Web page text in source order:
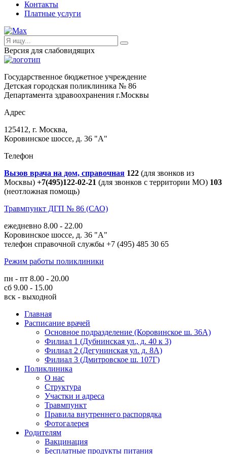
Контакты
Платные услуги
Версия для слабовидящих
Государственное бюджетное учреждение
Детская городская поликлиника № 86
Департамента здравоохранения г.Москвы
Адрес
125412, г. Москва,
Коровинское шоссе, д. 36 "А"
Телефон
Вызов врача на дом, справочная 122 (для звонков из
Москвы) +7(495)122-02-21 (для звонков с территории МО) 103
(неотложная помощь)
Травмпункт ДГП № 86 (САО)
ежедневно 8.00 - 22.00
Коровинское шоссе, д. 36 "А"
телефон справочной службы +7 (495) 485 30 65
Режим работы поликлиники
пн - пт 8.00 - 20.00
сб 9.00 - 15.00
вск - выходной
Главная
Расписание врачей
Основное подразделение (Коровинское ш. 36А)
Филиал 1 (Дубнинская ул., д. 40 к 3)
Филиал 2 (Дегунинская ул. д. 8А)
Филиал 3 (Дмитровское ш. 107Г)
Поликлиника
О нас
Структура
Участки и адреса
Травмпункт
Правила внутреннего распорядка
Фотогалерея
Родителям
Вакцинация
Бесплатные продукты питания